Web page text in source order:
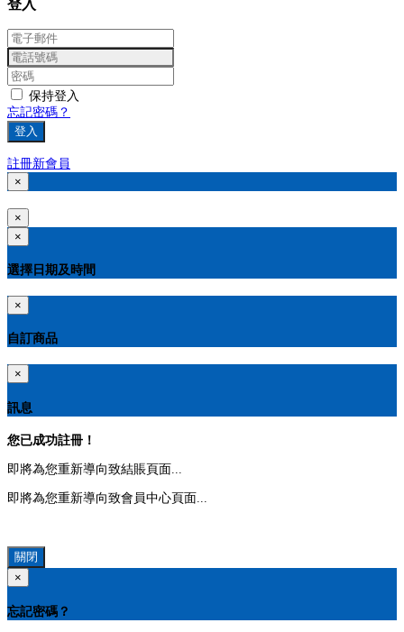
登入
保持登入
忘記密碼？
登入
註冊新會員
×
×
×
選擇日期及時間
×
自訂商品
×
訊息
您已成功註冊！
即將為您重新導向致結賬頁面...
即將為您重新導向致會員中心頁面...
關閉
×
忘記密碼？